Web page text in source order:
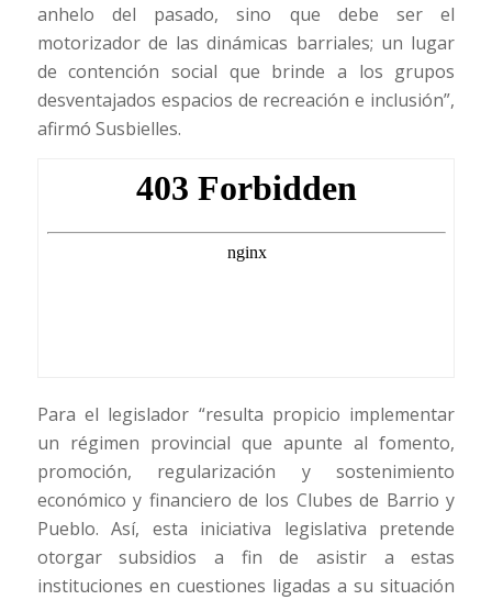
anhelo del pasado, sino que debe ser el
motorizador de las dinámicas barriales; un lugar
de contención social que brinde a los grupos
desventajados espacios de recreación e inclusión”,
afirmó Susbielles.
Para el legislador “resulta propicio implementar
un régimen provincial que apunte al fomento,
promoción, regularización y sostenimiento
económico y financiero de los Clubes de Barrio y
Pueblo. Así, esta iniciativa legislativa pretende
otorgar subsidios a fin de asistir a estas
instituciones en cuestiones ligadas a su situación